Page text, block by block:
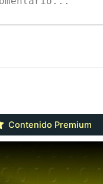
Contenido Premium